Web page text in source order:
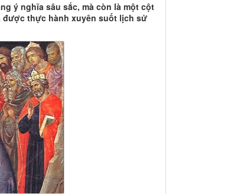
ý nghĩa sâu sắc, mà còn là một cột
được thực hành xuyên suốt lịch sử